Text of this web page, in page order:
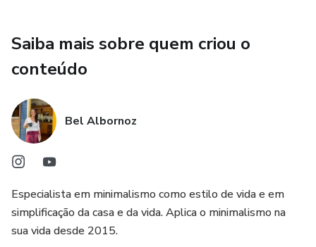
Saiba mais sobre quem criou o
conteúdo
Bel Albornoz
Especialista em minimalismo como estilo de vida e em
simplificação da casa e da vida. Aplica o minimalismo na
sua vida desde 2015.